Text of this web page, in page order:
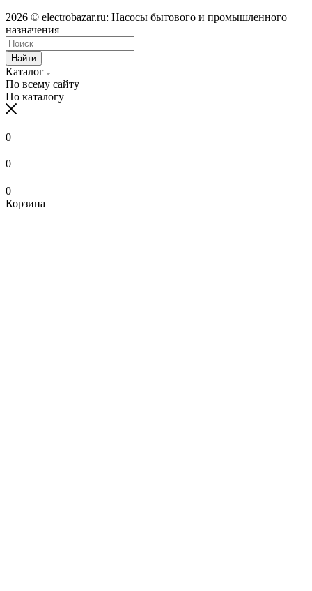
2026 © electrobazar.ru: Насосы бытового и промышленного
назначения
Найти
Каталог
По всему сайту
По каталогу
0
0
0
Корзина